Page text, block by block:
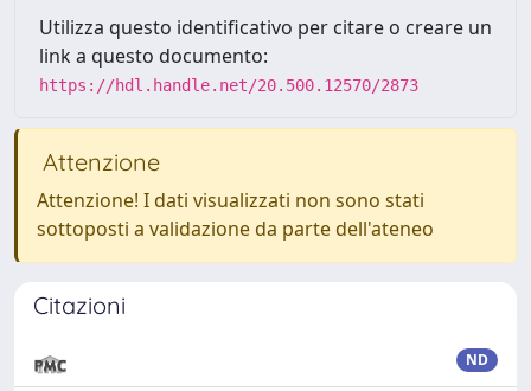
Utilizza questo identificativo per citare o creare un
link a questo documento:
https://hdl.handle.net/20.500.12570/2873
Attenzione
Attenzione! I dati visualizzati non sono stati
sottoposti a validazione da parte dell'ateneo
Citazioni
ND